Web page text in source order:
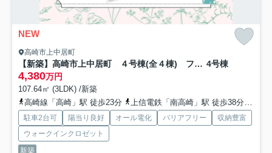
NEW
高崎市上中居町
【新築】高崎市上中居町 ４号棟(全４棟) フェリディアガーデン 新築建売分譲 4号棟
4,380万円
107.64㎡ (3LDK) /新築
高崎線「高崎」駅 徒歩23分
上信電鉄「南高崎」駅 徒歩38分
駐車2台可 陽当り良好 オール電化 バリアフリー
収納豊富
ウォークインクロゼット
新築